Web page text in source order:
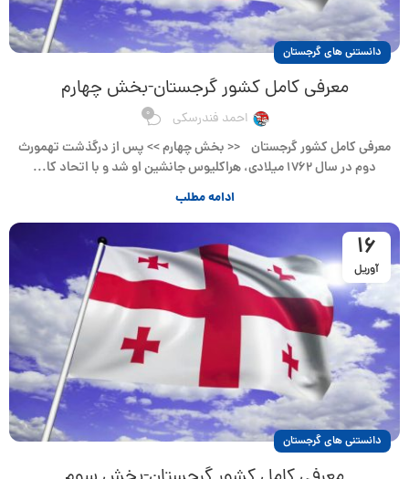
دانستنی های گرجستان
معرفی کامل کشور گرجستان-بخش چهارم
احمد فندرسکی 0
معرفی کامل کشور گرجستان << بخش چهارم >> پس از درگذشت تهمورث
دوم در سال ۱۷۶۲ میلادی، هراکلیوس جانشین او شد و با اتحاد کا...
ادامه مطلب
16
آوریل
دانستنی های گرجستان